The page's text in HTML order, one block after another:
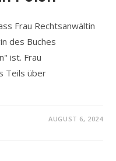
Frau Rechtsanwältin
des Buches
ist. Frau
Teils über
AUGUST 6, 2024